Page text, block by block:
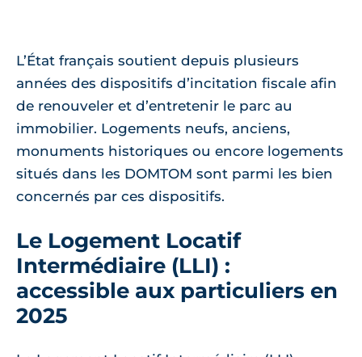
L’État français soutient depuis plusieurs
années des dispositifs d’incitation fiscale afin
de renouveler et d’entretenir le parc au
immobilier. Logements neufs, anciens,
monuments historiques ou encore logements
situés dans les DOMTOM sont parmi les bien
concernés par ces dispositifs.
Le Logement Locatif
Intermédiaire (LLI) :
accessible aux particuliers en
2025